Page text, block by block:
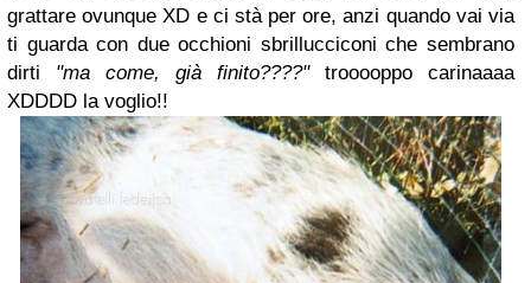
grattare ovunque XD e ci stà per ore, anzi quando vai via
ti guarda con due occhioni sbrillucciconi che sembrano
dirti "ma come, già finito????"trooooppo carinaaaa
XDDDD la voglio!!